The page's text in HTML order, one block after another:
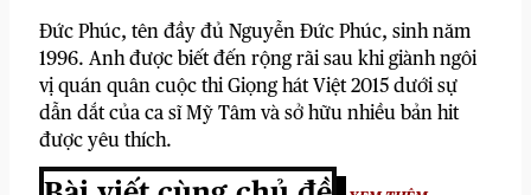
Đức Phúc, tên đầy đủ Nguyễn Đức Phúc, sinh năm
1996. Anh được biết đến rộng rãi sau khi giành ngôi
vị quán quân cuộc thi Giọng hát Việt 2015 dưới sự
dẫn dắt của ca sĩ Mỹ Tâm và sở hữu nhiều bản hit
được yêu thích.